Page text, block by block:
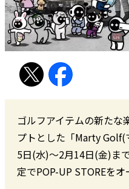
ゴルフアイテムの新たな
プトとした「Marty
5日(水)〜2月14日(金)ま
定でPOP-UP STOREをオ